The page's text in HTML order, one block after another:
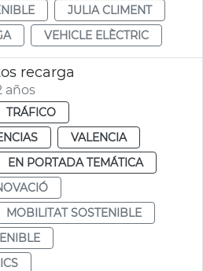
JULIA CLIMENT
VEHICLE ELÈCTRIC
recarga
años
TRÁFICO
VALENCIA
EN PORTADA TEMÁTICA
MOBILITAT SOSTENIBLE